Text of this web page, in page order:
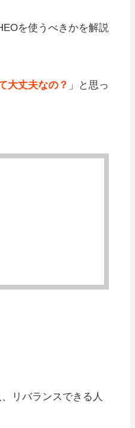
を使うべきかを解説
大丈夫なの？ 」と思っ
リバランスできる人